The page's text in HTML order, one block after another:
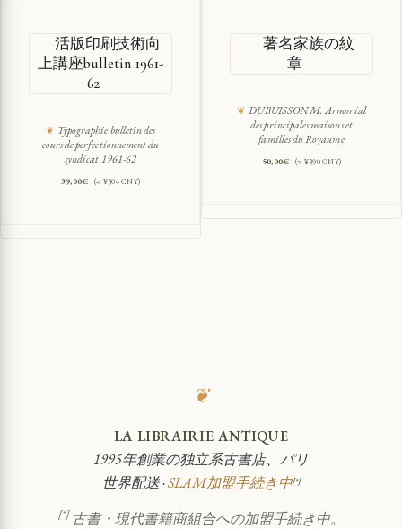
活版印刷技術向
上講座bulletin 1961-
62
Typographie bulletin des
cours de perfectionnement du
syndicat 1961-62
39,00€ (≈ ¥304 CNY)
著名家族の紋
章
DUBUISSON M. Armorial
des principales maisons et
familles du Royaume
50,00€ (≈ ¥390 CNY)
❦
LA LIBRAIRIE ANTIQUE
1995年創業の独立系古書店、パリ
世界配送 ·SLAM加盟手続き中[*]
[*]古書・現代書籍商組合への加盟手続き中。